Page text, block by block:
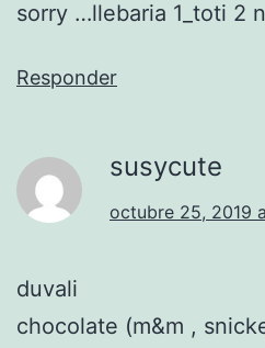
sorry …llebaria 1_toti 2
Responder
susycute
octubre 25, 2019
duvali
chocolate (m&m ,